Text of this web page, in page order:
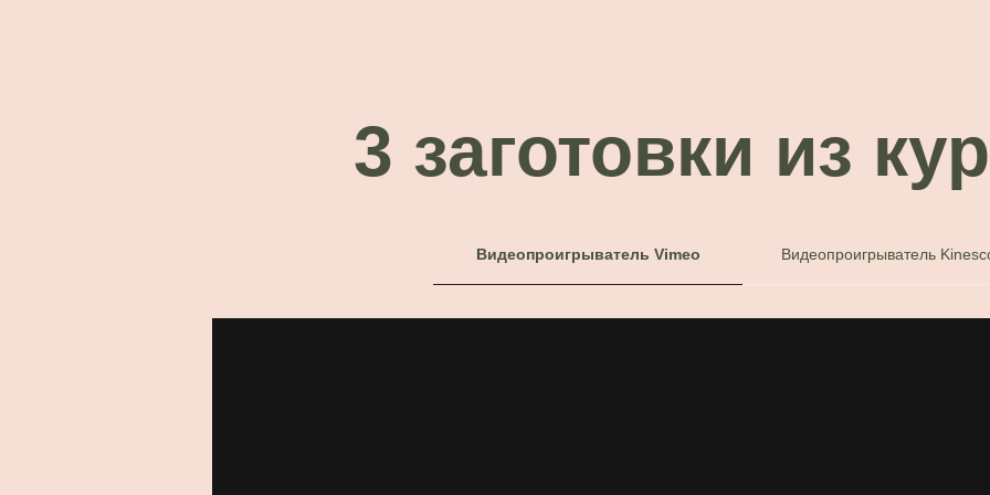
3 заготовки из
Видеопроигрыватель Vimeo Видеопроигрыватель